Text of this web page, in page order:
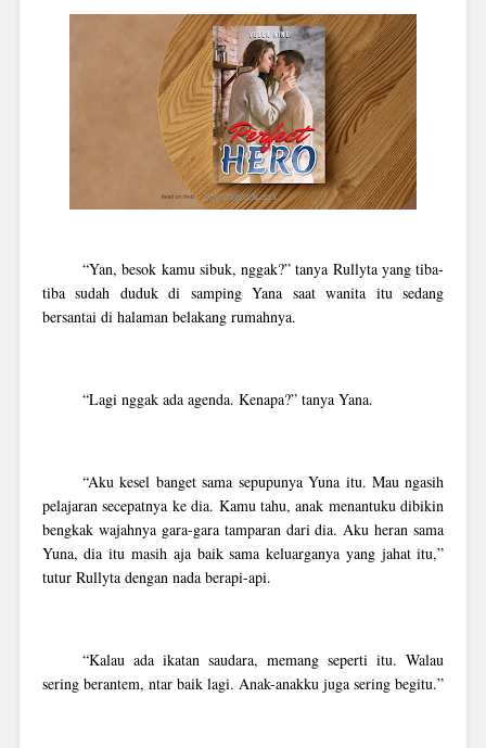
“Yan, besok kamu sibuk, nggak?” tanya Rullyta yang tiba-
tiba sudah duduk di samping Yana saat wanita itu sedang
bersantai di halaman belakang rumahnya.
“Lagi nggak ada agenda. Kenapa?” tanya Yana.
“Aku kesel banget sama sepupunya Yuna itu. Mau ngasih
pelajaran secepatnya ke dia. Kamu tahu, anak menantuku dibikin
bengkak wajahnya gara-gara tamparan dari dia. Aku heran sama
Yuna, dia itu masih aja baik sama keluarganya yang jahat itu,”
tutur Rullyta dengan nada berapi-api.
“Kalau ada ikatan saudara, memang seperti itu. Walau
sering berantem, ntar baik lagi. Anak-anakku juga sering begitu.”